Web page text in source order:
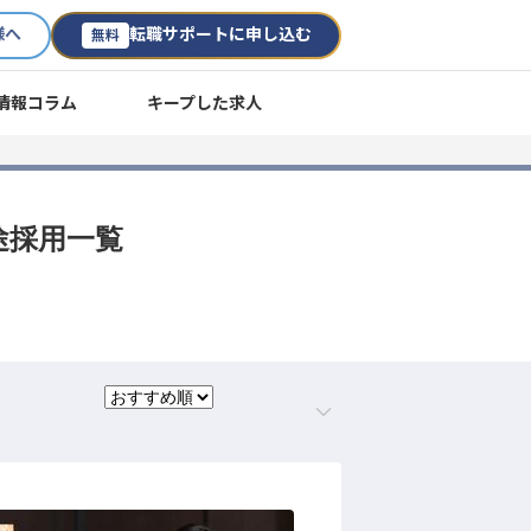
へ 無料 転職サポートに申し込む
報コラム キープした求人
用一覧